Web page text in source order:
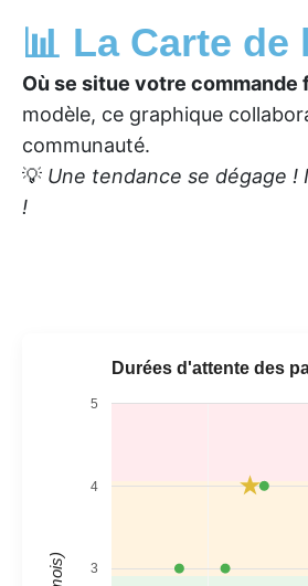
📊 La Carte de
Où se situe votre commande
modèle, ce graphique
communauté.
💡 Une tendance se dégage !
!
Durées d'attente des
3
4
5